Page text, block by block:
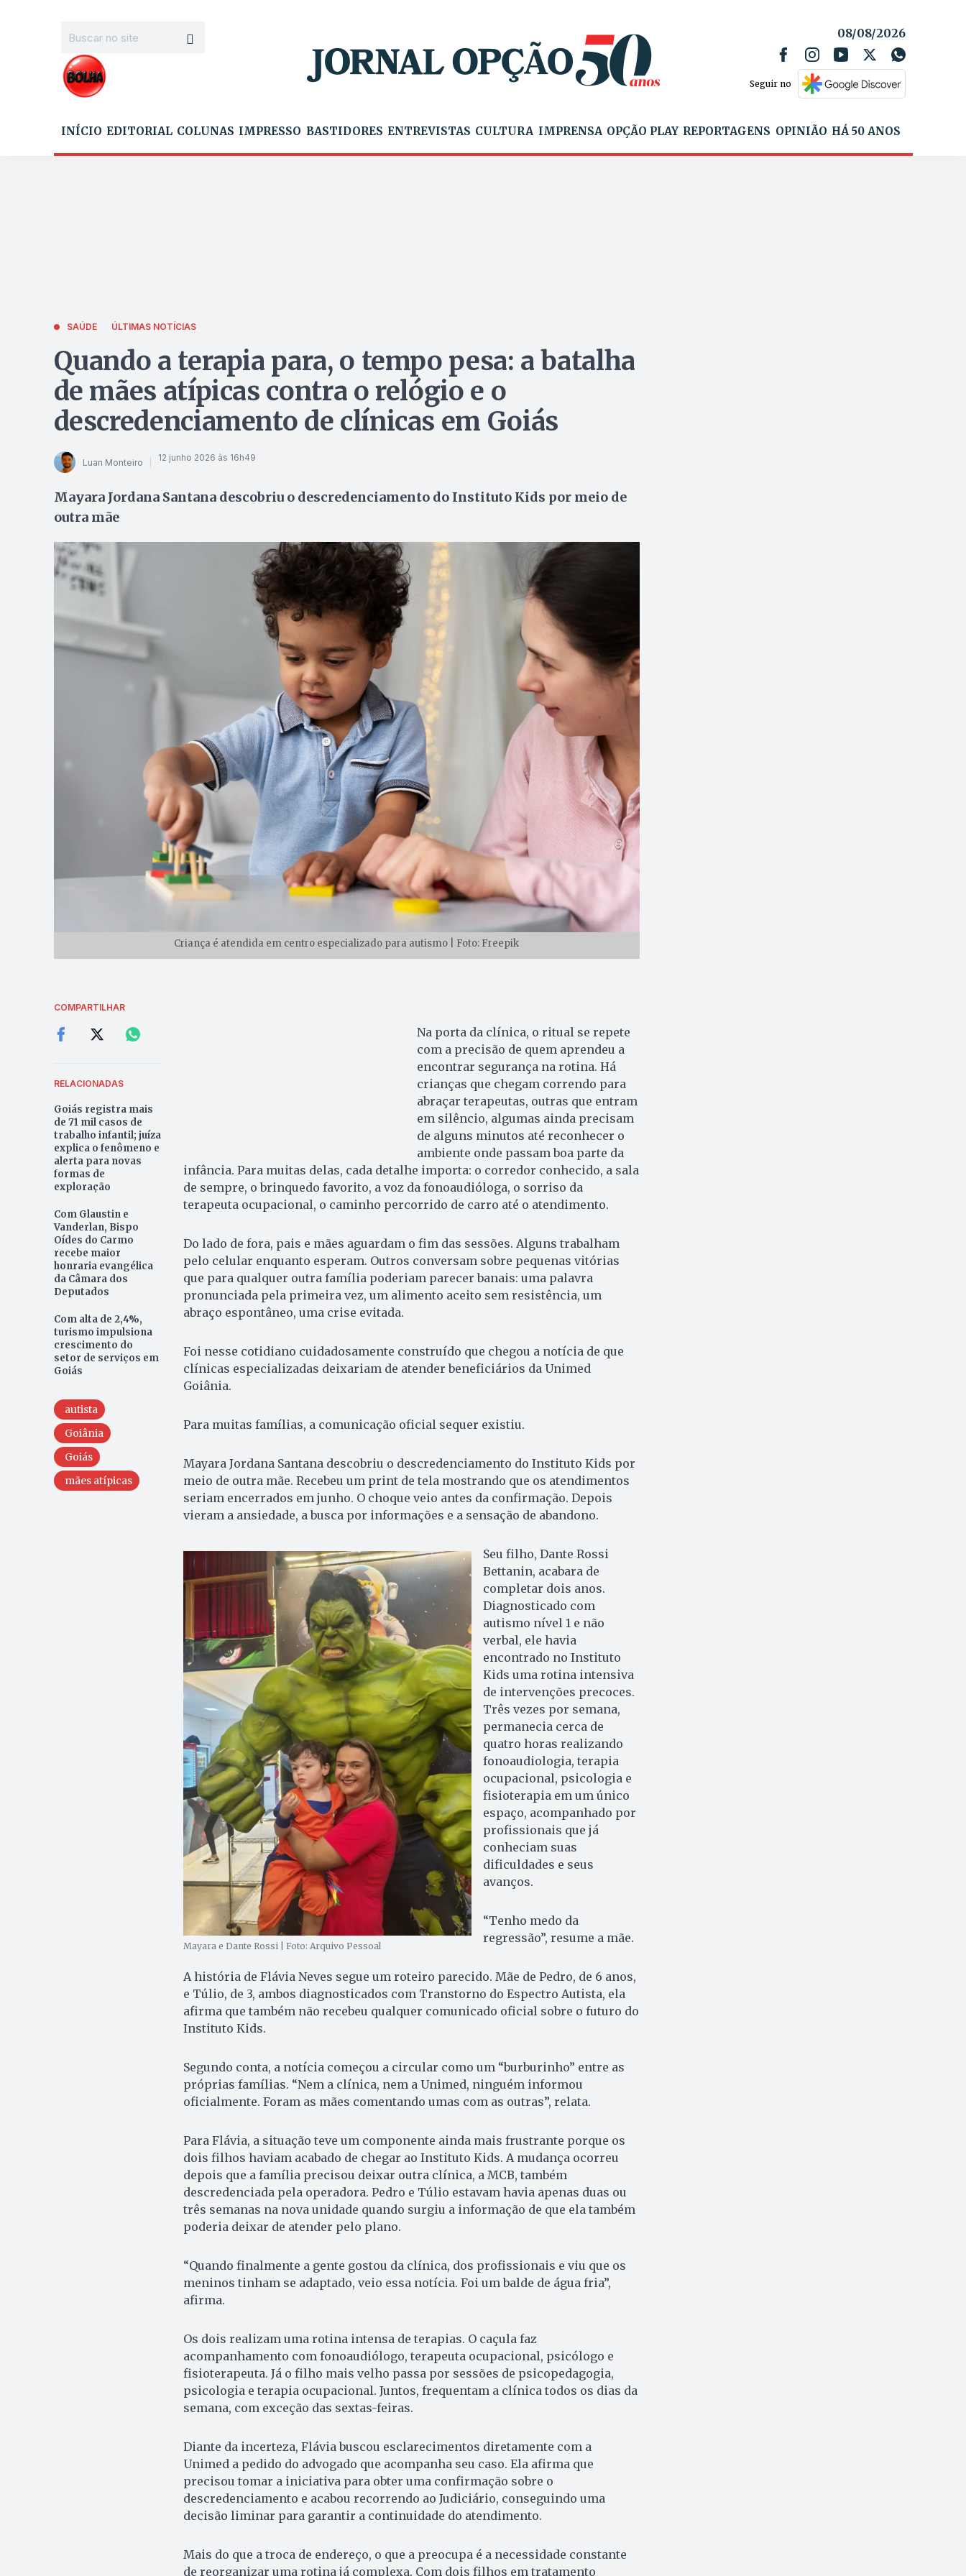
08/08/2026
Seguir no
INÍCIO EDITORIAL COLUNAS IMPRESSO BASTIDORES ENTREVISTAS CULTURA IMPRENSA OPÇÃO PLAY REPORTAGENS OPINIÃO HÁ 50 ANOS
SAÚDE ÚLTIMAS NOTÍCIAS
Quando a terapia para, o tempo pesa: a batalha
de mães atípicas contra o relógio e o
descredenciamento de clínicas em Goiás
Luan Monteiro 12 junho 2026 às 16h49
Mayara Jordana Santana descobriu o descredenciamento do Instituto Kids por meio de
outra mãe
Criança é atendida em centro especializado para autismo | Foto: Freepik
COMPARTILHAR
RELACIONADAS
Goiás registra mais
de 71 mil casos de
trabalho infantil; juíza
explica o fenômeno e
alerta para novas
formas de
exploração
Com Glaustin e
Vanderlan, Bispo
Oídes do Carmo
recebe maior
honraria evangélica
da Câmara dos
Deputados
Com alta de 2,4%,
turismo impulsiona
crescimento do
setor de serviços em
Goiás
autista
Goiânia
Goiás
mães atípicas
Na porta da clínica, o ritual se repete
com a precisão de quem aprendeu a
encontrar segurança na rotina. Há
crianças que chegam correndo para
abraçar terapeutas, outras que entram
em silêncio, algumas ainda precisam
de alguns minutos até reconhecer o
ambiente onde passam boa parte da
infância. Para muitas delas, cada detalhe importa: o corredor conhecido, a sala
de sempre, o brinquedo favorito, a voz da fonoaudióloga, o sorriso da
terapeuta ocupacional, o caminho percorrido de carro até o atendimento.
Do lado de fora, pais e mães aguardam o fim das sessões. Alguns trabalham
pelo celular enquanto esperam. Outros conversam sobre pequenas vitórias
que para qualquer outra família poderiam parecer banais: uma palavra
pronunciada pela primeira vez, um alimento aceito sem resistência, um
abraço espontâneo, uma crise evitada.
Foi nesse cotidiano cuidadosamente construído que chegou a notícia de que
clínicas especializadas deixariam de atender beneficiários da Unimed
Goiânia.
Para muitas famílias, a comunicação oficial sequer existiu.
Mayara Jordana Santana descobriu o descredenciamento do Instituto Kids por
meio de outra mãe. Recebeu um print de tela mostrando que os atendimentos
seriam encerrados em junho. O choque veio antes da confirmação. Depois
vieram a ansiedade, a busca por informações e a sensação de abandono.
Mayara e Dante Rossi | Foto: Arquivo Pessoal
Seu filho, Dante Rossi
Bettanin, acabara de
completar dois anos.
Diagnosticado com
autismo nível 1 e não
verbal, ele havia
encontrado no Instituto
Kids uma rotina intensiva
de intervenções precoces.
Três vezes por semana,
permanecia cerca de
quatro horas realizando
fonoaudiologia, terapia
ocupacional, psicologia e
fisioterapia em um único
espaço, acompanhado por
profissionais que já
conheciam suas
dificuldades e seus
avanços.
“Tenho medo da
regressão”, resume a mãe.
A história de Flávia Neves segue um roteiro parecido. Mãe de Pedro, de 6 anos,
e Túlio, de 3, ambos diagnosticados com Transtorno do Espectro Autista, ela
afirma que também não recebeu qualquer comunicado oficial sobre o futuro do
Instituto Kids.
Segundo conta, a notícia começou a circular como um “burburinho” entre as
próprias famílias. “Nem a clínica, nem a Unimed, ninguém informou
oficialmente. Foram as mães comentando umas com as outras”, relata.
Para Flávia, a situação teve um componente ainda mais frustrante porque os
dois filhos haviam acabado de chegar ao Instituto Kids. A mudança ocorreu
depois que a família precisou deixar outra clínica, a MCB, também
descredenciada pela operadora. Pedro e Túlio estavam havia apenas duas ou
três semanas na nova unidade quando surgiu a informação de que ela também
poderia deixar de atender pelo plano.
“Quando finalmente a gente gostou da clínica, dos profissionais e viu que os
meninos tinham se adaptado, veio essa notícia. Foi um balde de água fria”,
afirma.
Os dois realizam uma rotina intensa de terapias. O caçula faz
acompanhamento com fonoaudiólogo, terapeuta ocupacional, psicólogo e
fisioterapeuta. Já o filho mais velho passa por sessões de psicopedagogia,
psicologia e terapia ocupacional. Juntos, frequentam a clínica todos os dias da
semana, com exceção das sextas-feiras.
Diante da incerteza, Flávia buscou esclarecimentos diretamente com a
Unimed a pedido do advogado que acompanha seu caso. Ela afirma que
precisou tomar a iniciativa para obter uma confirmação sobre o
descredenciamento e acabou recorrendo ao Judiciário, conseguindo uma
decisão liminar para garantir a continuidade do atendimento.
Mais do que a troca de endereço, o que a preocupa é a necessidade constante
de reorganizar uma rotina já complexa. Com dois filhos em tratamento